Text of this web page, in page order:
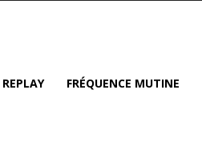
REPLAY FRÉQUENCE MUTINE